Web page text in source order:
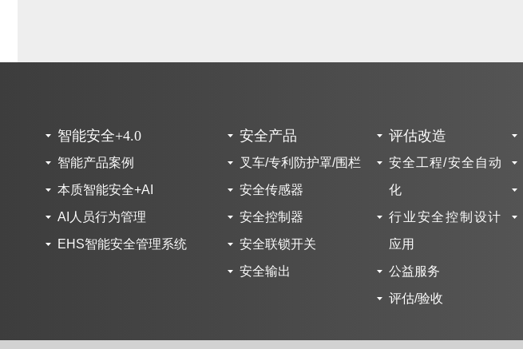
智能安全+4.0
智能产品案例
本质智能安全+AI
AI人员行为管理
EHS智能安全管理系统
安全产品
叉车/专利防护罩/围栏
安全传感器
安全控制器
安全联锁开关
安全输出
评估改造
安全工程/安全自动
化
行业安全控制设计
应用
公益服务
评估/验收